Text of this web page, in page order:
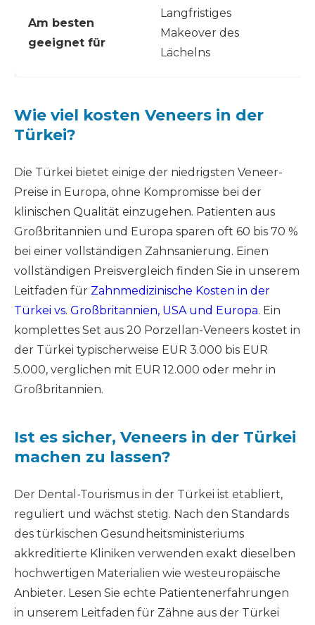
Am besten
geeignet für
Langfristiges
Makeover des
Lächelns
Wie viel kosten Veneers in der
Türkei?
Die Türkei bietet einige der niedrigsten Veneer-
Preise in Europa, ohne Kompromisse bei der
klinischen Qualität einzugehen. Patienten aus
Großbritannien und Europa sparen oft 60 bis 70 %
bei einer vollständigen Zahnsanierung. Einen
vollständigen Preisvergleich finden Sie in unserem
Leitfaden für Zahnmedizinische Kosten in der
Türkei vs. Großbritannien, USA und Europa. Ein
komplettes Set aus 20 Porzellan-Veneers kostet in
der Türkei typischerweise EUR 3.000 bis EUR
5.000, verglichen mit EUR 12.000 oder mehr in
Großbritannien.
Ist es sicher, Veneers in der Türkei
machen zu lassen?
Der Dental-Tourismus in der Türkei ist etabliert,
reguliert und wächst stetig. Nach den Standards
des türkischen Gesundheitsministeriums
akkreditierte Kliniken verwenden exakt dieselben
hochwertigen Materialien wie westeuropäische
Anbieter. Lesen Sie echte Patientenerfahrungen
in unserem Leitfaden für Zähne aus der Türkei